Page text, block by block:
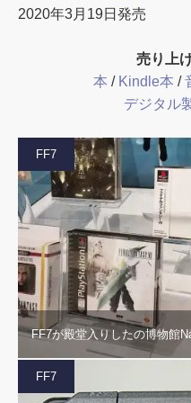
2020年3月19日発売
売り上
本 / Kindle本 /
デジタル
FF7
FF7が殿堂入りしたの博物
FF7